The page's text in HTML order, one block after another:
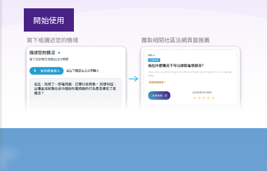
4. 不合理解僱的補償
2. 我懷疑公司內某銷售員不斷將客戶資料給予本公司的競爭對手，所以
我想解僱此職員。我可否不給予他預先通知（或代通知金）而立刻解僱
2. 我是一名辦公室文員，但老闆經常指令我在貨倉內搬運重物，我認為
此工作與我的職責不符，而老闆亦沒有在我面試時說明此項職責。我可
開始使用